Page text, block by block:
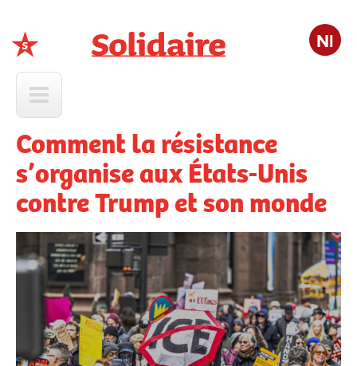
Nl
Comment la résistance
s’organise aux États-Unis
contre Trump et son monde